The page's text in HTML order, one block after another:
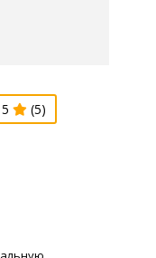
(5)